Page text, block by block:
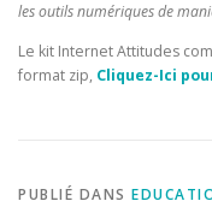
les outils numériques de
Le kit Internet Attitudes
format zip, Cliquez-Ici
PUBLIÉ DANS